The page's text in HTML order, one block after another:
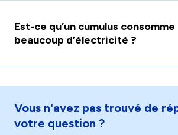
Est-ce qu’un cumulus consomme
beaucoup d’électricité ?
Vous n'avez pas trouvé de
votre question ?